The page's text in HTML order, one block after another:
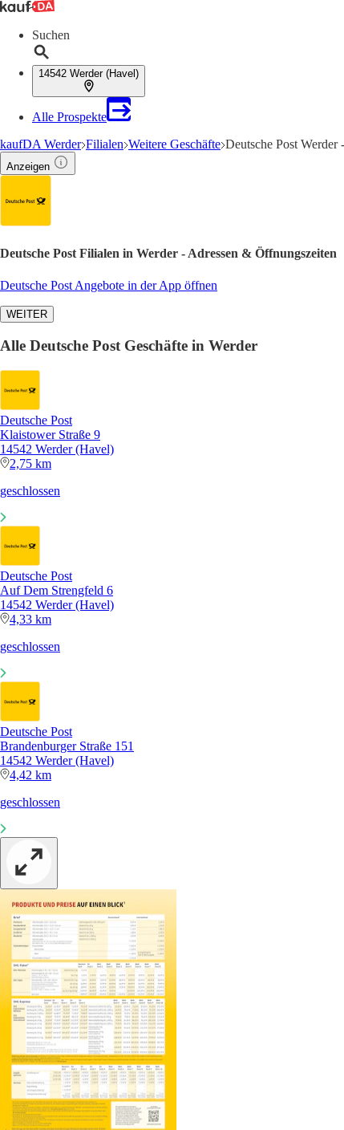
Suchen
14542 Werder (Havel)
Alle Prospekte
kaufDA Werder Filialen Weitere Geschäfte Deutsche Post
Anzeigen
Deutsche Post Filialen in Werder - Adressen & Öffnungszeiten
Deutsche Post Angebote in der App öffnen
WEITER
Alle Deutsche Post Geschäfte in Werder
Deutsche Post
Klaistower Straße 9
14542 Werder (Havel)
2,75 km
geschlossen
Deutsche Post
Auf Dem Strengfeld 6
14542 Werder (Havel)
4,33 km
geschlossen
Deutsche Post
Brandenburger Straße 151
14542 Werder (Havel)
4,42 km
geschlossen